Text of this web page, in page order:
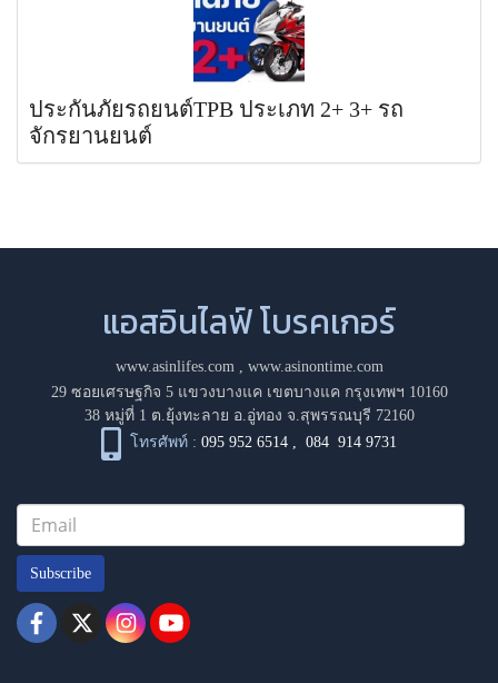
ประกันภัยรถยนต์TPB ประเภท 2+ 3+ รถ
จักรยานยนต์
แอสอินไลฟ์ โบรคเกอร์
www.asinlifes.com
www.asinontime.com
29 ซอยเศรษฐกิจ 5 แขวงบางแค เขตบางแค กรุงเทพฯ 10160
38 หมู่ที่ 1 ต.ยุ้งทะลาย อ.อู่ทอง จ.สุพรรณบุรี 72160
โทรศัพท์ : 095 952 6514 ,084 914 9731
Subscribe